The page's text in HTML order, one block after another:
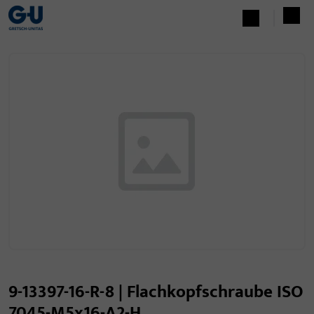
9-13397-16-R-8 | Flachkopfschraube ISO